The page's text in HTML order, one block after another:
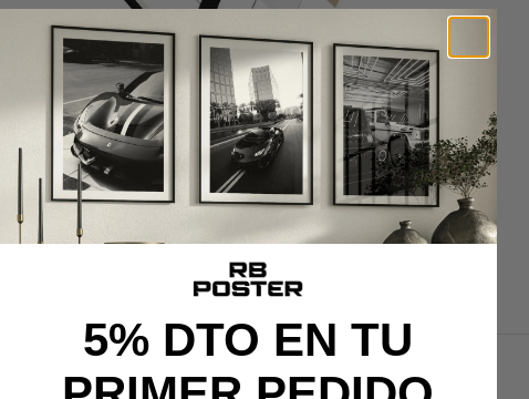
CALIDAD DE MUSEO
Cada poster se produce con materiales premium y un
proceso cuidado al detalle, desde la impresión de alta
definición hasta el montaje final, ofreciendo una pieza con
calidad de museo y acabado excepcional.
5% DTO EN TU